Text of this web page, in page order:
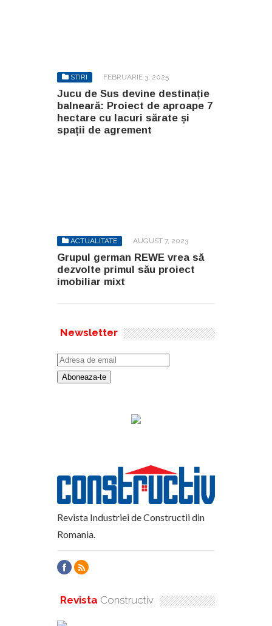
STIRI FEBRUARIE 3, 2025
Jucu de Sus devine destinație
balneară: Proiect de aproape 7
hectare cu lacuri sărate și
spații de agrement
ACTUALITATE AUGUST 7, 2023
Grupul german REWE vrea să
dezvolte primul său proiect
imobiliar mixt
Newsletter
Revista Industriei de Constructii din
Romania.
Revista Constructiv